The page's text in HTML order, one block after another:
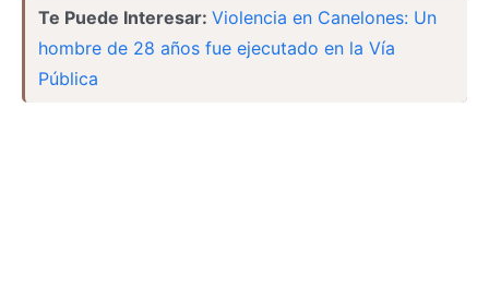
Te Puede Interesar: Violencia en Canelones: Un
hombre de 28 años fue ejecutado en la Vía
Pública